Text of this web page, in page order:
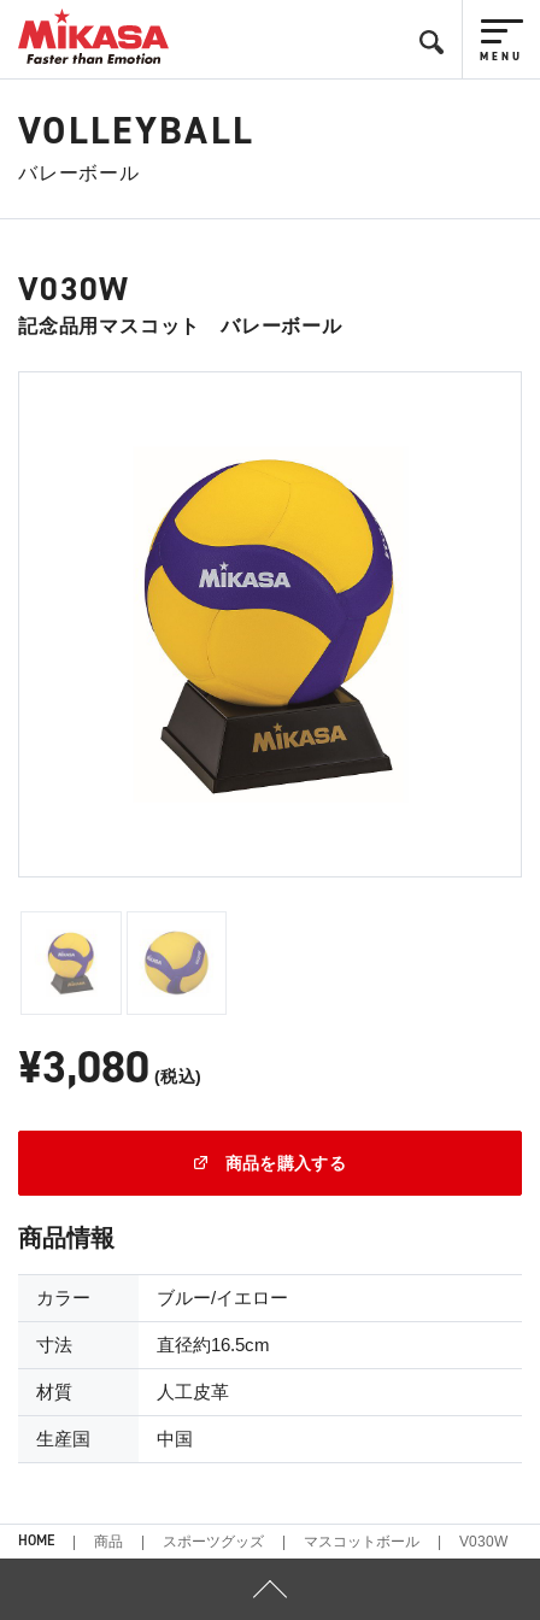
VOLLEYBALL
バレーボール
V030W
記念品用マスコット バレーボール
¥3,080 (税込)
商品を購入する
商品情報
カラー ブルー/イエロー
寸法 直径約16.5cm
材質 人工皮革
生産国 中国
HOME 商品 スポーツグッズ マスコットボール V030W